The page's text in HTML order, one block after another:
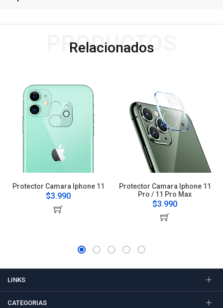
Relacionados
PRODUCTOS
Protector Camara Iphone 11
$3.990
Protector Camara Iphone 11
Pro / 11 Pro Max
$3.990
LINKS
CATEGORIAS